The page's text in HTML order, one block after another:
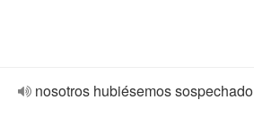
nosotros hubiésemos sospechado